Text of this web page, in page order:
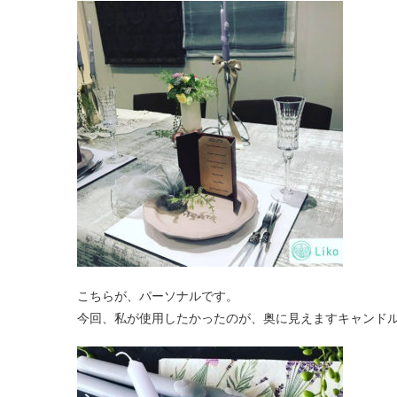
こちらが、パーソナルです。
今回、私が使用したかったのが、奥に見えますキャンド